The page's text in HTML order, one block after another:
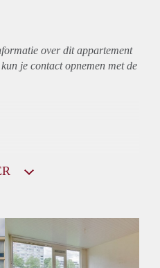
over ditappartement
je contact opnemen met de